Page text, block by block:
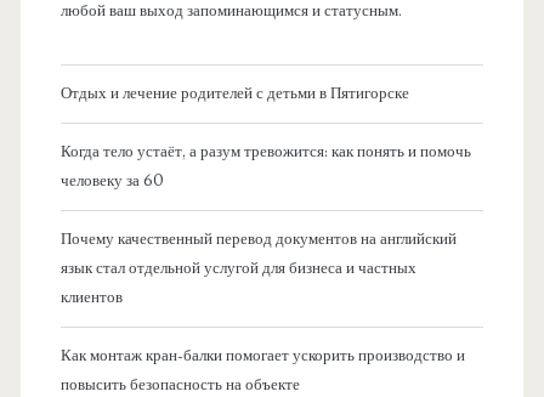
любой ваш выход запоминающимся и статусным.
Отдых и лечение родителей с детьми в Пятигорске
Когда тело устаёт, а разум тревожится: как понять и помочь
человеку за 60
Почему качественный перевод документов на английский
язык стал отдельной услугой для бизнеса и частных
клиентов
Как монтаж кран-балки помогает ускорить производство и
повысить безопасность на объекте